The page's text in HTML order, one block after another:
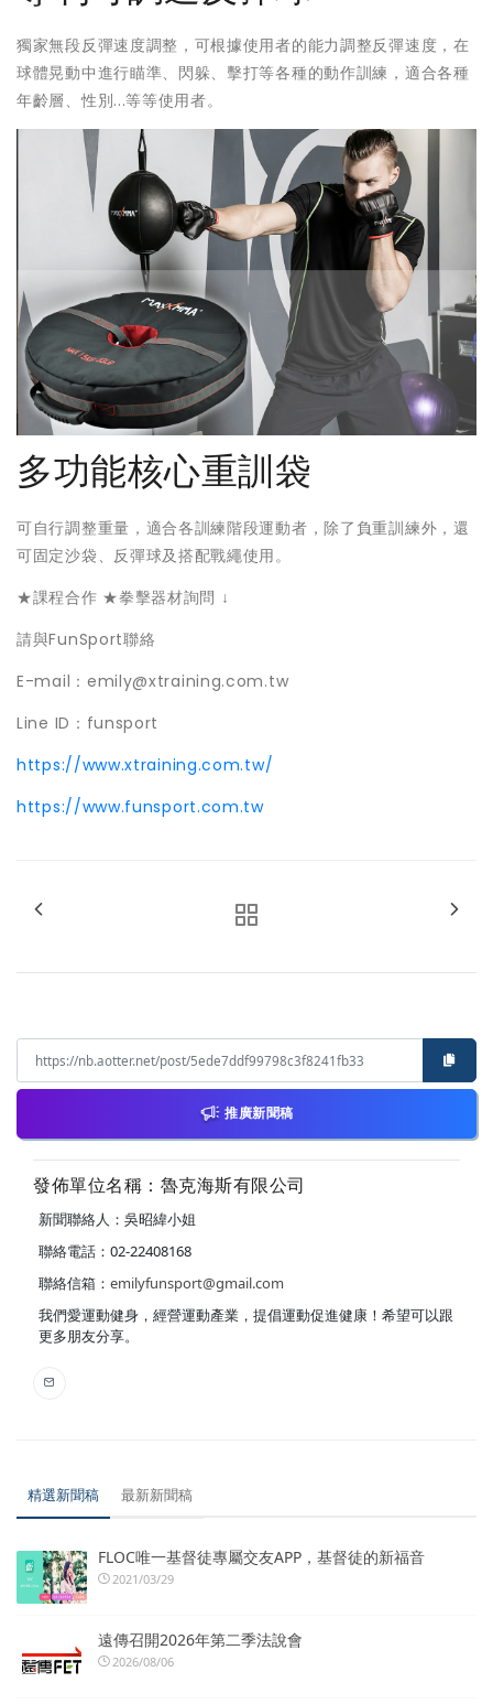
獨家無段反彈速度調整，可根據使用者的能力調整反彈速度，在
球體晃動中進行瞄準、閃躲、擊打等各種的動作訓練，適合各種
年齡層、性別...等等使用者。
多功能核心重訓袋
可自行調整重量，適合各訓練階段運動者，除了負重訓練外，還
可固定沙袋、反彈球及搭配戰繩使用。
★課程合作 ★拳擊器材詢問 ↓
請與FunSport聯絡
E-mail：emily@xtraining.com.tw
Line ID：funsport
https://www.xtraining.com.tw/
https://www.funsport.com.tw
推廣新聞稿
發佈單位名稱：魯克海斯有限公司
新聞聯絡人：吳昭緯小姐
聯絡電話：02-22408168
聯絡信箱： emilyfunsport@gmail.com
我們愛運動健身，經營運動產業，提倡運動促進健康！希望可以跟
更多朋友分享。
精選新聞稿 最新新聞稿
FLOC唯一基督徒專屬交友APP，基督徒的新福音
2021/03/29
遠傳召開2026年第二季法說會
2026/08/06